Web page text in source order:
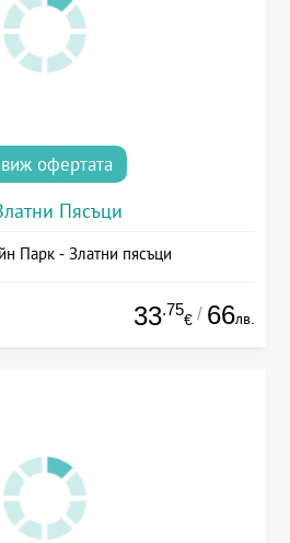
виж офертата
Пясъци
Парк - Златни пясъци
33.75
€ / 66лв.